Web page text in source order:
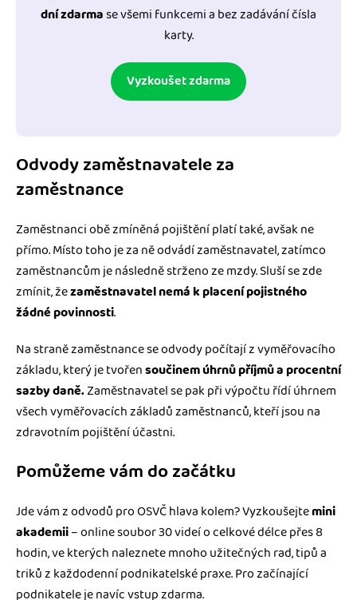
dní zdarmase všemi funkcemi a bez zadávání čísla
karty.
Vyzkoušet zdarma
Odvody zaměstnavatele za
zaměstnance
Zaměstnanci obě zmíněná pojištění platí také, avšak ne
přímo. Místo toho je za ně odvádí zaměstnavatel, zatímco
zaměstnancům je následně strženo ze mzdy. Sluší se zde
zmínit, žezaměstnavatel nemá k placení pojistného
žádné povinnosti.
Na straně zaměstnance se odvody počítají z vyměřovacího
základu, který je tvořensoučinem úhrnů příjmů a procentní
sazby daně.Zaměstnavatel se pak při výpočtu řídí úhrnem
všech vyměřovacích základů zaměstnanců, kteří jsou na
zdravotním pojištění účastni.
Pomůžeme vám do začátku
Jde vám z odvodů pro OSVČ hlava kolem? Vyzkoušejtemini
akademii– online soubor 30 videí o celkové délce přes 8
hodin, ve kterých naleznete mnoho užitečných rad, tipů a
triků z každodenní podnikatelské praxe. Pro začínající
podnikatele je navíc vstup zdarma.